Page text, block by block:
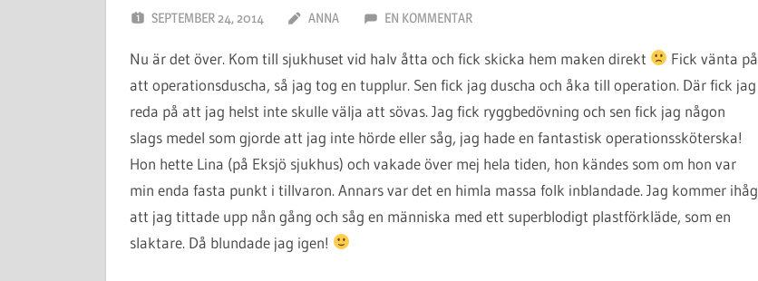
SEPTEMBER 24, 2014 ANNA EN KOMMENTAR
Nu är det över. Kom till sjukhuset vid halv åtta och fick skicka hem maken direkt
Fick vänta på
att operationsduscha, så jag tog en tupplur. Sen fick jag duscha och åka till operation. Där fick jag
reda på att jag helst inte skulle välja att sövas. Jag fick ryggbedövning och sen fick jag någon
slags medel som gjorde att jag inte hörde eller såg, jag hade en fantastisk operationssköterska!
Hon hette Lina (på Eksjö sjukhus) och vakade över mej hela tiden, hon kändes som om hon var
min enda fasta punkt i tillvaron. Annars var det en himla massa folk inblandade. Jag kommer ihåg
att jag tittade upp nån gång och såg en människa med ett superblodigt plastförkläde, som en
slaktare. Då blundade jag igen!